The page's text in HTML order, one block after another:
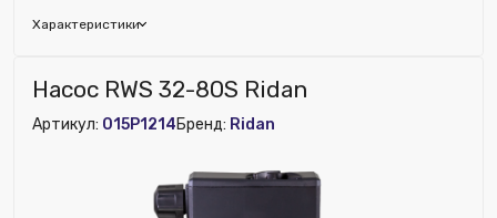
Характеристики
Бренд: Ridan
Насос RWS 32-80S Ridan
Артикул: 015P1214Бренд: Ridan